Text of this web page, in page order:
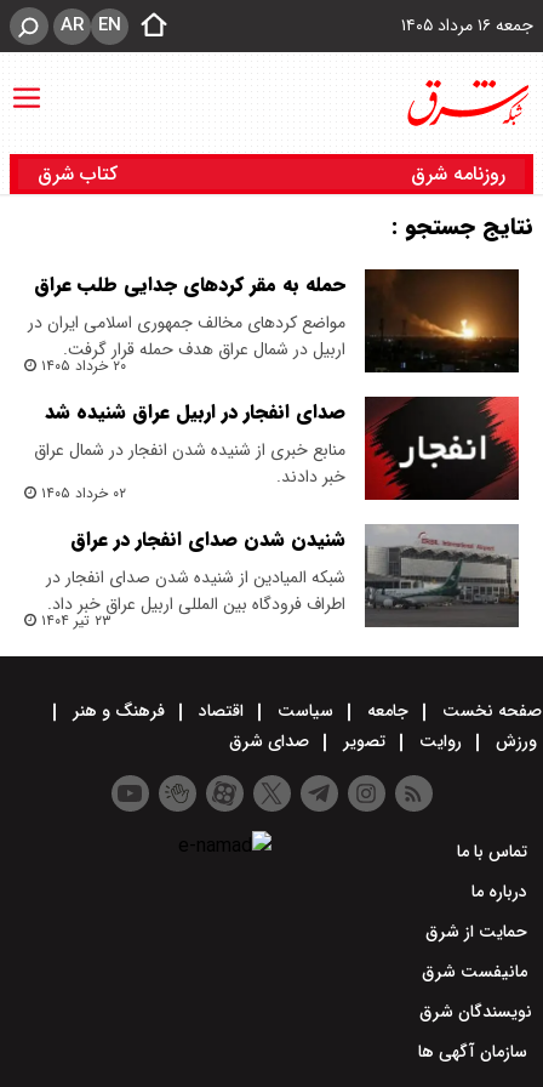
جمعه ۱۶ مرداد ۱۴۰۵ EN
AR
روزنامه شرق کتاب شرق
نتایج جستجو :
حمله به مقر کردهای جدایی طلب عراق
مواضع کردهای مخالف جمهوری اسلامی ایران در
اربیل در شمال عراق هدف حمله قرار گرفت.
۲۰ خرداد ۱۴۰۵
صدای انفجار در اربیل عراق شنیده شد
منابع خبری از شنیده شدن انفجار در شمال عراق
خبر دادند.
۰۲ خرداد ۱۴۰۵
شنیدن شدن صدای انفجار در عراق
شبکه المیادین از شنیده شدن صدای انفجار در
اطراف فرودگاه بین المللی اربیل عراق خبر داد.
۲۳ تیر ۱۴۰۴
صفحه نخست جامعه سیاست اقتصاد
فرهنگ و هنر
ورزش
روایت تصویر صدای شرق
تماس با ما
درباره ما
حمایت از شرق
مانیفست شرق
نویسندگان شرق
سازمان آگهی ها